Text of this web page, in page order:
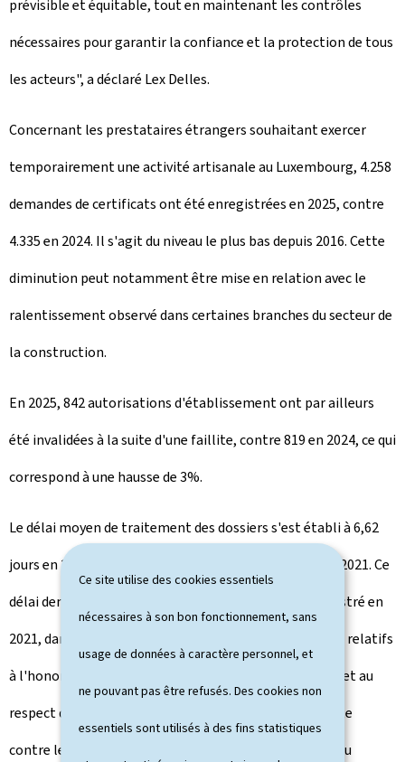
Ce site utilise des cookies essentiels
nécessaires à son bon fonctionnement, sans
usage de données à caractère personnel, et
ne pouvant pas être refusés. Des cookies non
essentiels sont utilisés à des fins statistiques
prévisible et équitable, tout en maintenant les contrôles
nécessaires pour garantir la confiance et la protection de tous
les acteurs", a déclaré Lex Delles.
Concernant les prestataires étrangers souhaitant exercer
temporairement une activité artisanale au Luxembourg, 4.258
demandes de certificats ont été enregistrées en 2025, contre
4.335 en 2024. Il s'agit du niveau le plus bas depuis 2016. Cette
diminution peut notamment être mise en relation avec le
ralentissement observé dans certaines branches du secteur de
la construction.
En 2025, 842 autorisations d'établissement ont par ailleurs
été invalidées à la suite d'une faillite, contre 819 en 2024, ce qui
correspond à une hausse de 3%.
Le délai moyen de traitement des dossiers s'est établi à 6,62
jours en 2025, contre 6,18 jours en 2024 et 8,6 jours en 2021. Ce
délai demeure ainsi nettement inférieur à celui enregistré en
2021, dans un contexte de renforcement des contrôles relatifs
à l'honorabilité professionnelle, aux dettes publiques et au
respect des normes internationales en matière de lutte
contre le blanchiment de capitaux et le financement du